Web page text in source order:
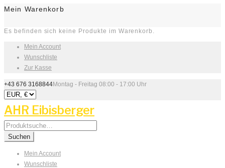
Mein Warenkorb
Es befinden sich keine Produkte im Warenkorb.
Mein Account
Wunschliste
Zur Kasse
+43 676 3168844Montag - Freitag 08:00 - 17:00 Uhr
AHR Eibisberger
Search
for:
Suchen
Mein Account
Wunschliste